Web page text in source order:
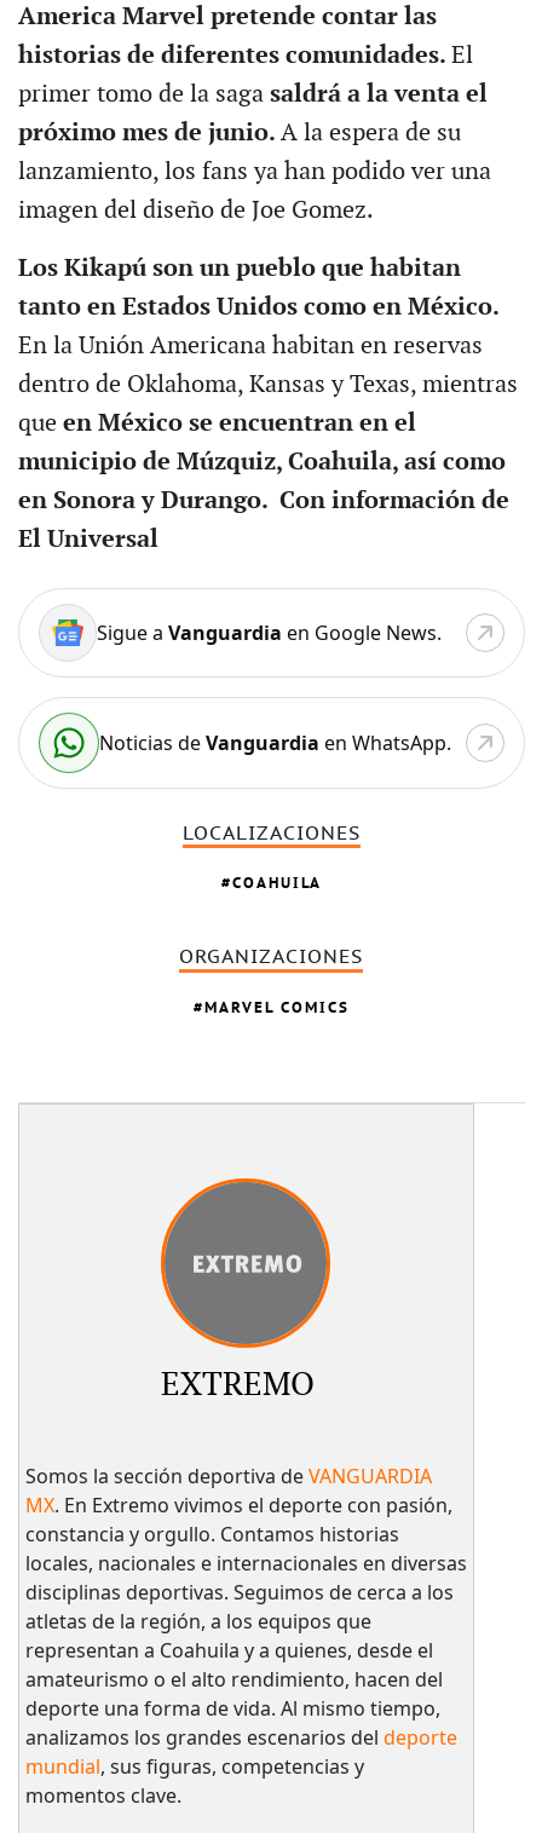
America Marvel pretende contar las
historias de diferentes comunidades. El
primer tomo de la sagasaldrá a la venta el
próximo mes de junio. A la espera de su
lanzamiento, los fans ya han podido ver una
imagen del diseño de Joe Gomez.
Los Kikapú son un pueblo que habitan
tanto en Estados Unidos como en México.
En la Unión Americana habitan en reservas
dentro de Oklahoma, Kansas y Texas, mientras
queen México se encuentran en el
municipio de Múzquiz, Coahuila, así como
en Sonora y Durango. Con información de
El Universal
Sigue a Vanguardia en Google News.
Noticias deVanguardia en WhatsApp.
LOCALIZACIONES
COAHUILA
ORGANIZACIONES
MARVEL COMICS
EXTREMO
Somos la sección deportiva deVANGUARDIA
MX. En Extremo vivimos el deporte con pasión,
constancia y orgullo. Contamos historias
locales, nacionales e internacionales en diversas
disciplinas deportivas. Seguimos de cerca a los
atletas de la región, a los equipos que
representan a Coahuila y a quienes, desde el
amateurismo o el alto rendimiento, hacen del
deporte una forma de vida. Al mismo tiempo,
analizamos los grandes escenarios del deporte
mundial, sus figuras, competencias y
momentos clave.